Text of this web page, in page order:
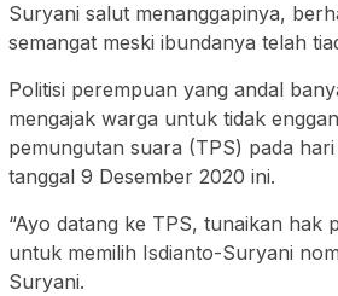
Suryani salut menanggapinya,
semangat meski ibundanya telah
Politisi perempuan yang andal
mengajak warga untuk tidak
pemungutan suara (TPS) pada
tanggal 9 Desember 2020 ini.
“Ayo datang ke TPS, tunaikan hak
untuk memilih Isdianto-Suryani
Suryani.